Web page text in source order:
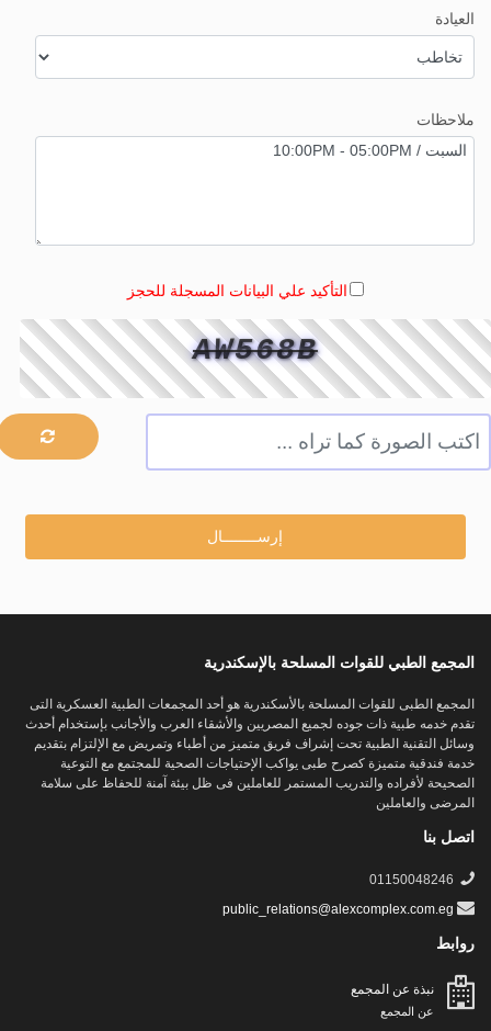
العيادة
ملاحظات
التأكيد علي البيانات المسجلة للحجز
AW568B
المجمع الطبي للقوات المسلحة بالإسكندرية
المجمع الطبى للقوات المسلحة بالأسكندرية هو أحد المجمعات الطبية العسكرية التى
تقدم خدمه طبية ذات جوده لجميع المصريين والأشقاء العرب والأجانب بإستخدام أحدث
وسائل التقنية الطبية تحت إشراف فريق متميز من أطباء وتمريض مع الإلتزام بتقديم
خدمة فندقية متميزة كصرح طبى يواكب الإحتياجات الصحية للمجتمع مع التوعية
الصحيحة لأفراده والتدريب المستمر للعاملين فى ظل بيئة آمنة للحفاظ على سلامة
المرضى والعاملين
اتصل بنا
01150048246
public_relations@alexcomplex.com.eg
روابط
نبذة عن المجمع
عن المجمع